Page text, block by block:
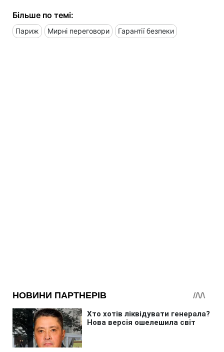
Більше по темі:
Париж Мирні переговори Гарантії безпеки